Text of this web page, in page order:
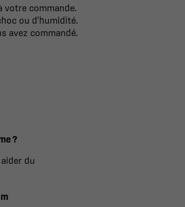
commande.
ou d'humidité.
avez commandé.
?
du